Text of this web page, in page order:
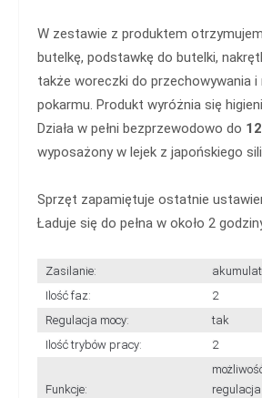
W zestawie z produktem
butelkę, podstawkę do butelki,
także woreczki do przechowywania i
pokarmu. Produkt wyróżnia się
Działa w pełni bezprzewodowo do
wyposażony w lejek z japońskiego
Sprzęt zapamiętuje ostatnie
Ładuje się do pełna w około 2
Zasilanie:
Ilość faz:
2
Regulacja mocy:
tak
Ilość trybów pracy:
2
Funkcje: